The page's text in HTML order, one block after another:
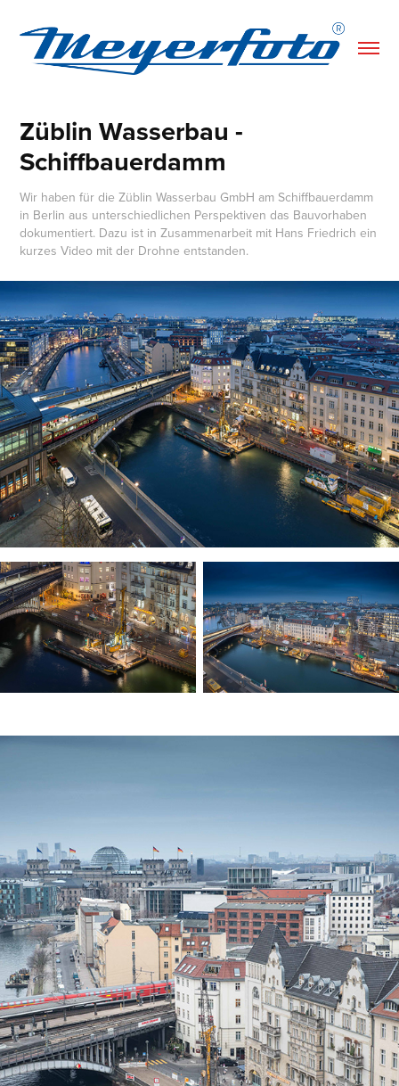
Züblin Wasserbau -
Schiffbauerdamm
Wir haben für die Züblin Wasserbau GmbH am Schiffbauerdamm
in Berlin aus unterschiedlichen Perspektiven das Bauvorhaben
dokumentiert. Dazu ist in Zusammenarbeit mit Hans Friedrich ein
kurzes Video mit der Drohne entstanden.